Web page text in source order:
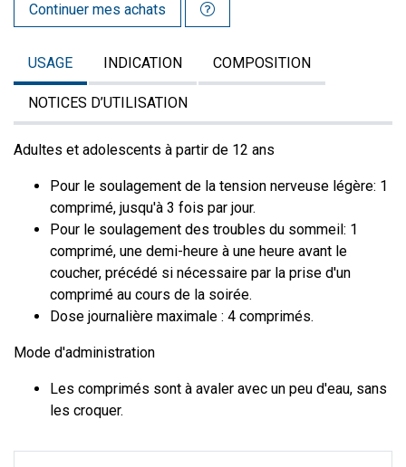
Continuer mes achats
USAGE INDICATION COMPOSITION
NOTICES D’UTILISATION
Adultes et adolescents à partir de 12 ans
Pour le soulagement de la tension nerveuse légère: 1
comprimé, jusqu'à 3 fois par jour.
Pour le soulagement des troubles du sommeil: 1
comprimé, une demi-heure à une heure avant le
coucher, précédé si nécessaire par la prise d'un
comprimé au cours de la soirée.
Dose journalière maximale : 4 comprimés.
Mode d'administration
Les comprimés sont à avaler avec un peu d'eau, sans
les croquer.